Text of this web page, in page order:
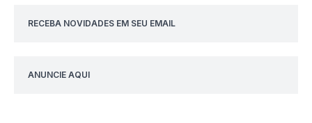
RECEBA NOVIDADES EM SEU EMAIL
ANUNCIE AQUI